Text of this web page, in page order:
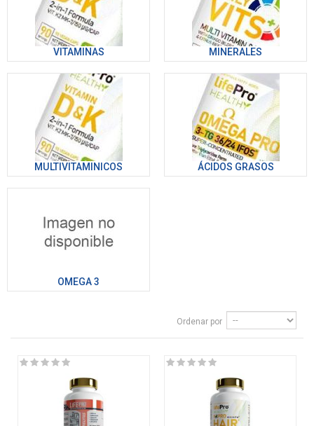
VITAMINAS MINERALES
MULTIVITAMINICOS ÁCIDOS GRASOS
OMEGA 3
Ordenar por